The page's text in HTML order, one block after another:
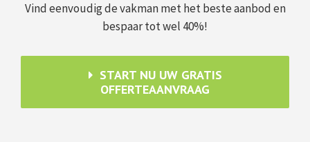
Vind eenvoudig de vakman met het beste aanbod en
bespaar tot wel 40%!
START NU UW GRATIS
OFFERTEAANVRAAG